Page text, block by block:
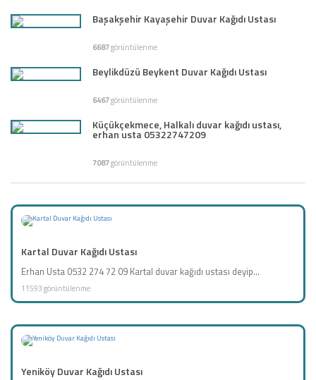
Başakşehir Kayaşehir Duvar Kağıdı Ustası
6687görüntülenme
Beylikdüzü Beykent Duvar Kağıdı Ustası
6467görüntülenme
Küçükçekmece, Halkalı duvar kağıdı ustası,
erhan usta 05322747209
7087görüntülenme
Kartal Duvar Kağıdı Ustası
Erhan Usta 0532 274 72 09 Kartal duvar kağıdı ustası deyip...
11593 görüntülenme
Yeniköy Duvar Kağıdı Ustası